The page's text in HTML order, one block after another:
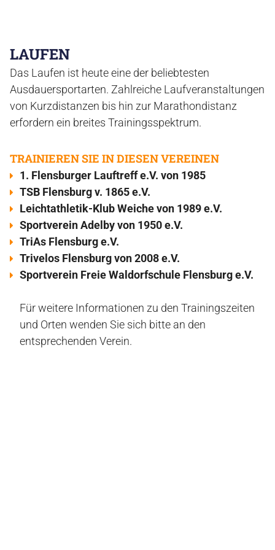
LAUFEN
Das Laufen ist heute eine der beliebtesten
Ausdauersportarten. Zahlreiche Laufveranstaltungen
von Kurzdistanzen bis hin zur Marathondistanz
erfordern ein breites Trainingsspektrum.
TRAINIEREN SIE IN DIESEN VEREINEN
1. Flensburger Lauftreff e.V. von 1985
TSB Flensburg v. 1865 e.V.
Leichtathletik-Klub Weiche von 1989 e.V.
Sportverein Adelby von 1950 e.V.
TriAs Flensburg e.V.
Trivelos Flensburg von 2008 e.V.
Sportverein Freie Waldorfschule Flensburg e.V.
Für weitere Informationen zu den Trainingszeiten
und Orten wenden Sie sich bitte an den
entsprechenden Verein.